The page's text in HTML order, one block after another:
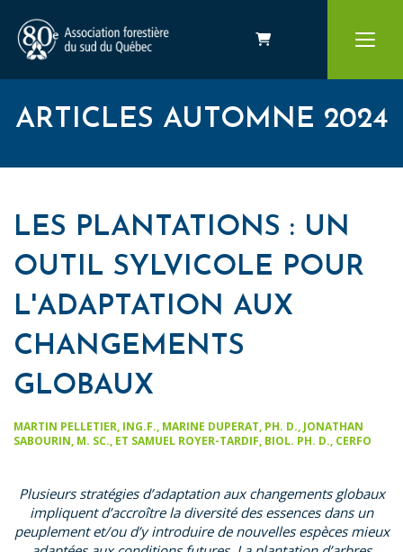
Panier
ARTICLES AUTOMNE 2024
LES PLANTATIONS : UN
OUTIL SYLVICOLE POUR
L'ADAPTATION AUX
CHANGEMENTS
GLOBAUX
MARTIN PELLETIER, ING.F., MARINE DUPERAT, PH. D., JONATHAN
SABOURIN, M. SC., ET SAMUEL ROYER-TARDIF, BIOL. PH. D., CERFO
Plusieurs stratégies d’adaptation aux changements globaux
impliquent d’accroître la diversité des essences dans un
peuplement et/ou d’y introduire de nouvelles espèces mieux